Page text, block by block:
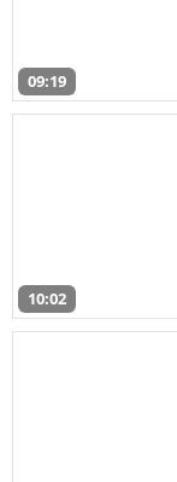
09:19
10:02